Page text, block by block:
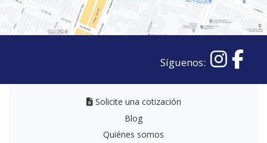
Síguenos:
Solicite una cotización
Solicite una cotización
Blog
Quiénes somos